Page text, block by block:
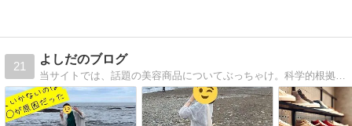
21
よしだのブログ
当サイトでは、話題の美容商品についてぶっちゃけ。科学的根拠に基づく美容マニアなわたしが、買い物で失敗しないための正直な口コミ・レビュー・意見・情報をお届けします！